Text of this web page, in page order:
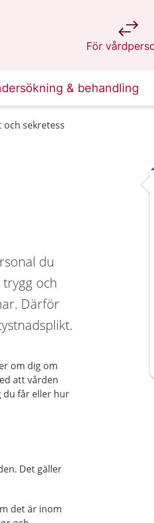
För
på 1177.se
& behandling
och sekretess
du
och
Därför
om dig om
att vården
du får eller hur
Det gäller
det är inom